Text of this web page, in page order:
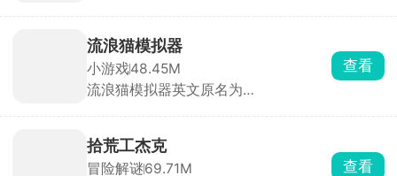
女，她们外貌各异、技能定位不同，可
自由搭配阵容释放全力。游戏主打放置
闯关自动战斗，支持跳过战斗与离线挂
机，解放双手轻松养成。
流浪猫模拟器
小游戏48.45M
流浪猫模拟器英文原名为
只渺小的流浪猫咪，置身于繁华却又危
机四伏的城市之中，体验颠沛流离、步
查看
拾荒工杰克
冒险解谜69.71M 查看